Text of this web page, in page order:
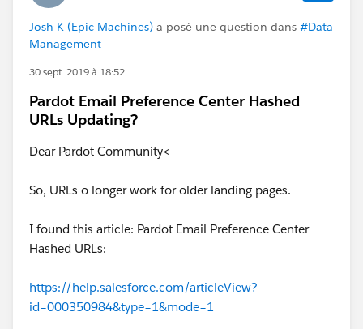
Josh K (Epic Machines) a posé une question dans #Data
Management
30 sept. 2019 à 18:52
Pardot Email Preference Center Hashed
URLs Updating?
Dear Pardot Community<
So, URLs o longer work for older landing pages.
I found this article: Pardot Email Preference Center
Hashed URLs:
https://help.salesforce.com/articleView?
id=000350984&type=1&mode=1